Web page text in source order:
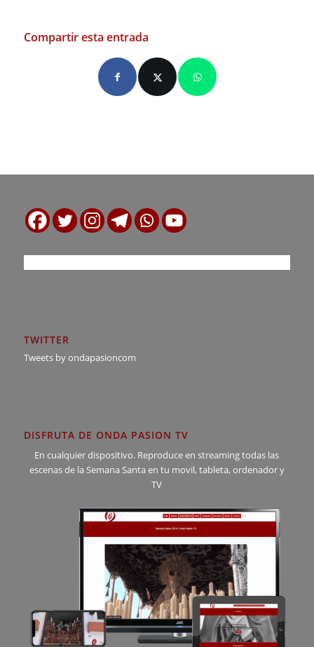
Compartir esta entrada
TWITTER
Tweets by ondapasioncom
DISFRUTA DE ONDA PASION TV
En cualquier dispositivo. Reproduce en streaming todas las
escenas de la Semana Santa en tu movil, tableta, ordenador y
TV